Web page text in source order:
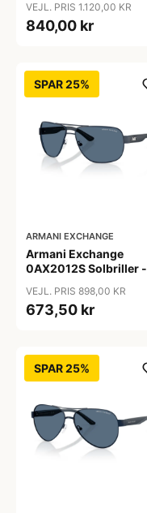
Polariserede Linser
VEJL. PRIS 1.120,00 KR
840,00 kr
SPAR 25%
ARMANI EXCHANGE
Armani Exchange
0AX2012S Solbriller -
VEJL. PRIS 898,00 KR
673,50 kr
SPAR 25%